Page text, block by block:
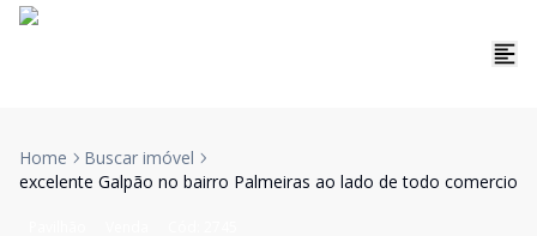
Home
Buscar imóvel
excelente Galpão no bairro Palmeiras ao lado de todo comercio